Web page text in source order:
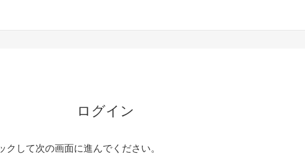
ログイン
して次の画面に進んでください。